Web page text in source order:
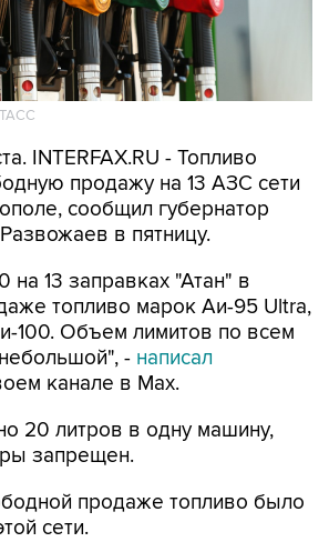
INTERFAX.RU - Топливо
продажу на 13 АЗС сети
сообщил губернатор
в пятницу.
на 13 заправках "Атан" в
топливо марок Аи-95 Ultra,
100. Объем лимитов по всем
- написал
канале в Max.
20 литров в одну машину,
запрещен.
продаже топливо было
сети.